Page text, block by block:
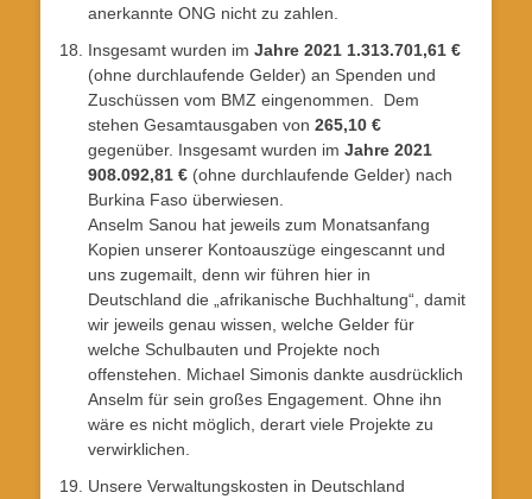
anerkannte ONG nicht zu zahlen.
Insgesamt wurden im Jahre 2021 1.313.701,61 €
(ohne durchlaufende Gelder) an Spenden und
Zuschüssen vom BMZ eingenommen. Dem
stehen Gesamtausgaben von 265,10 €
gegenüber. Insgesamt wurden im Jahre 2021
908.092,81 € (ohne durchlaufende Gelder) nach
Burkina Faso überwiesen.
Anselm Sanou hat jeweils zum Monatsanfang
Kopien unserer Kontoauszüge eingescannt und
uns zugemailt, denn wir führen hier in
Deutschland die „afrikanische Buchhaltung“, damit
wir jeweils genau wissen, welche Gelder für
welche Schulbauten und Projekte noch
offenstehen. Michael Simonis dankte ausdrücklich
Anselm für sein großes Engagement. Ohne ihn
wäre es nicht möglich, derart viele Projekte zu
verwirklichen.
Unsere Verwaltungskosten in Deutschland